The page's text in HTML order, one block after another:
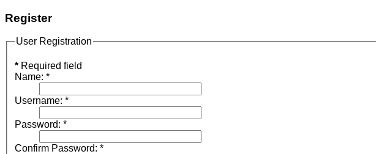
Register
User Registration
* Required field
Name: *
Username: *
Password: *
Confirm Password: *